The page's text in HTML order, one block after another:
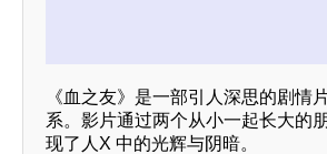
《血之友》是一部引人深思的剧情
系。影片通过两个从小一起长大的
现了人X 中的光辉与阴暗。